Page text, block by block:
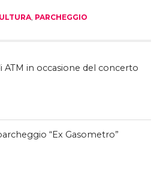
, PARCHEGGIO
ATM in occasione del concerto
“Ex Gasometro”